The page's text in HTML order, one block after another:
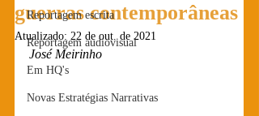
Reportagem escrita
Reportagem audiovisual
Em HQ's
Novas Estratégias Narrativas
guerras contemporâneas
Atualizado: 22 de out. de 2021
José Meirinho